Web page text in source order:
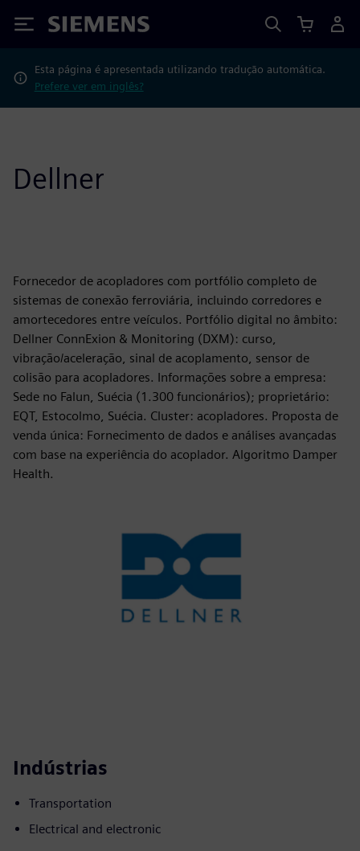
Siemens
Esta página é apresentada utilizando tradução automática.
Prefere ver em inglês?
Dellner
Fornecedor de acopladores com portfólio completo de
sistemas de conexão ferroviária, incluindo corredores e
amortecedores entre veículos. Portfólio digital no âmbito:
Dellner ConnExion & Monitoring (DXM): curso,
vibração/aceleração, sinal de acoplamento, sensor de
colisão para acopladores. Informações sobre a empresa:
Sede no Falun, Suécia (1.300 funcionários); proprietário:
EQT, Estocolmo, Suécia. Cluster: acopladores. Proposta de
venda única: Fornecimento de dados e análises avançadas
com base na experiência do acoplador. Algoritmo Damper
Health.
Indústrias
Transportation
Electrical and electronic